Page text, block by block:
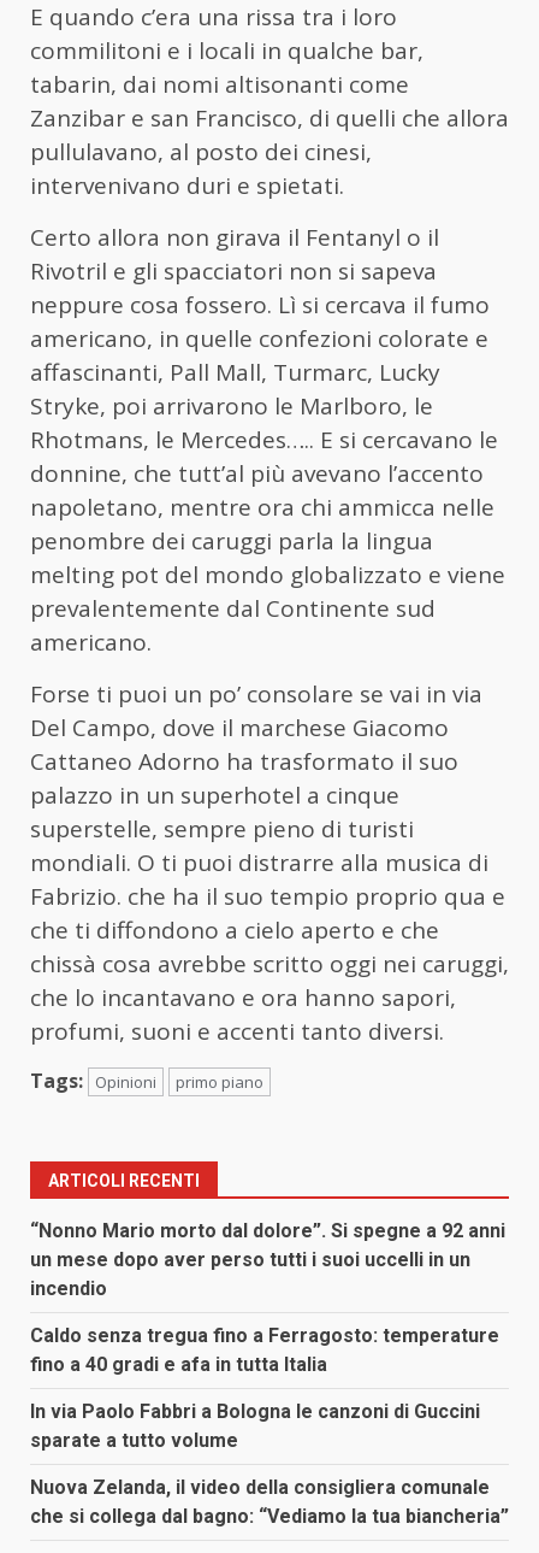
E quando c’era una rissa tra i loro
commilitoni e i locali in qualche bar,
tabarin, dai nomi altisonanti come
Zanzibar e san Francisco, di quelli che allora
pullulavano, al posto dei cinesi,
intervenivano duri e spietati.
Certo allora non girava il Fentanyl o il
Rivotril e gli spacciatori non si sapeva
neppure cosa fossero. Lì si cercava il fumo
americano, in quelle confezioni colorate e
affascinanti, Pall Mall, Turmarc, Lucky
Stryke, poi arrivarono le Marlboro, le
Rhotmans, le Mercedes….. E si cercavano le
donnine, che tutt’al più avevano l’accento
napoletano, mentre ora chi ammicca nelle
penombre dei caruggi parla la lingua
melting pot del mondo globalizzato e viene
prevalentemente dal Continente sud
americano.
Forse ti puoi un po’ consolare se vai in via
Del Campo, dove il marchese Giacomo
Cattaneo Adorno ha trasformato il suo
palazzo in un superhotel a cinque
superstelle, sempre pieno di turisti
mondiali. O ti puoi distrarre alla musica di
Fabrizio. che ha il suo tempio proprio qua e
che ti diffondono a cielo aperto e che
chissà cosa avrebbe scritto oggi nei caruggi,
che lo incantavano e ora hanno sapori,
profumi, suoni e accenti tanto diversi.
Tags: Opinioni primo piano
ARTICOLI RECENTI
“Nonno Mario morto dal dolore”. Si spegne a 92 anni
un mese dopo aver perso tutti i suoi uccelli in un
incendio
Caldo senza tregua fino a Ferragosto: temperature
fino a 40 gradi e afa in tutta Italia
In via Paolo Fabbri a Bologna le canzoni di Guccini
sparate a tutto volume
Nuova Zelanda, il video della consigliera comunale
che si collega dal bagno: “Vediamo la tua biancheria”